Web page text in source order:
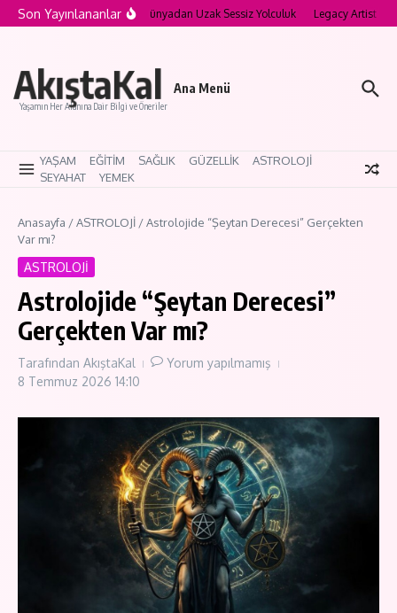
İçeriğe atla
Son Yayınlananlar
Saklı Köyleri: Modern Dünyadan Uzak Sessiz Yolculuk Legacy Artist
AkıştaKal
Yaşamın Her Alanına Dair Bilgi ve Öneriler
Ana Menü
YAŞAM EĞİTİM SAĞLIK GÜZELLİK
ASTROLOJİ
SEYAHAT
YEMEK
Anasayfa /ASTROLOJİ /Astrolojide “Şeytan Derecesi” Gerçekten
Var mı?
ASTROLOJİ
Astrolojide “Şeytan Derecesi”
Gerçekten Var mı?
Tarafından AkıştaKal
Yorum yapılmamış
8 Temmuz 2026 14:10